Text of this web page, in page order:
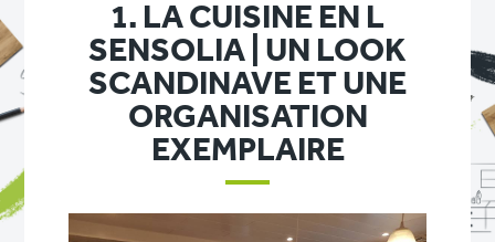
1. LA CUISINE EN L
SENSOLIA | UN LOOK
SCANDINAVE ET UNE
ORGANISATION
EXEMPLAIRE